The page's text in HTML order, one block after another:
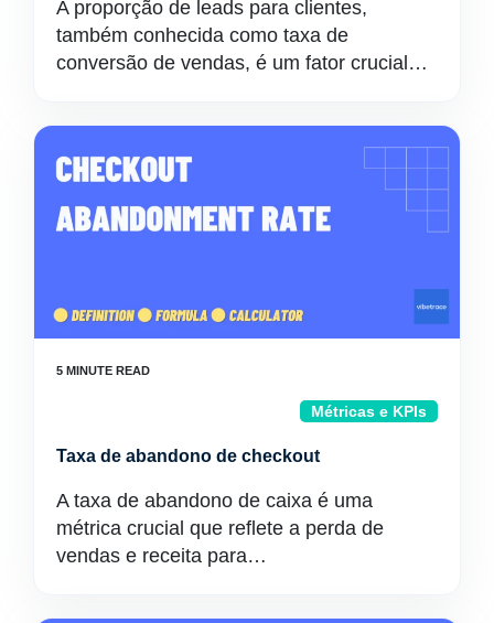
A proporção de leads para clientes,
também conhecida como taxa de
conversão de vendas, é um fator crucial…
Métricas e KPIs
Taxa de abandono de checkout
A taxa de abandono de caixa é uma
métrica crucial que reflete a perda de
vendas e receita para…